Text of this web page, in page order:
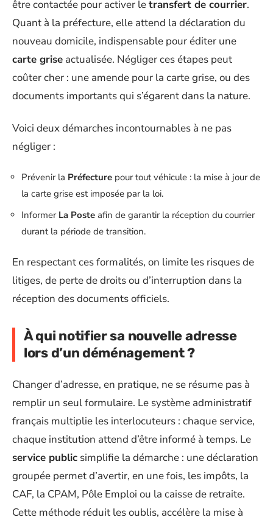
être contactée pour activer letransfert de courrier.
Quant à la préfecture, elle attend la déclaration du
nouveau domicile, indispensable pour éditer une
carte grise actualisée. Négliger ces étapes peut
coûter cher : une amende pour la carte grise, ou des
documents importants qui s’égarent dans la nature.
Voici deux démarches incontournables à ne pas
négliger :
Prévenir la Préfecture pour tout véhicule : la mise à jour de
la carte grise est imposée par la loi.
Informer La Poste afin de garantir la réception du courrier
durant la période de transition.
En respectant ces formalités, on limite les risques de
litiges, de perte de droits ou d’interruption dans la
réception des documents officiels.
À qui notifier sa nouvelle adresse
lors d’un déménagement ?
Changer d’adresse, en pratique, ne se résume pas à
remplir un seul formulaire. Le système administratif
français multiplie les interlocuteurs : chaque service,
chaque institution attend d’être informé à temps. Le
service public simplifie la démarche : une déclaration
groupée permet d’avertir, en une fois, les impôts, la
CAF, la CPAM, Pôle Emploi ou la caisse de retraite.
Cette méthode réduit les oublis, accélère la mise à